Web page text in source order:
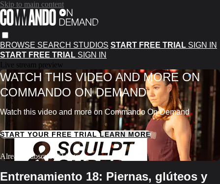
Skip to main content
BROWSE SEARCH STUDIOS START FREE TRIAL SIGN IN
START FREE TRIAL SIGN IN
Live stream preview
WATCH THIS VIDEO AND MORE ON
COMMANDO ON DEMAND
Watch this video and more on Commando On Demand
START YOUR FREE TRIALLEARN MORE
Already subscribed?Sign in
Entrenamiento 18: Piernas, glúteos y